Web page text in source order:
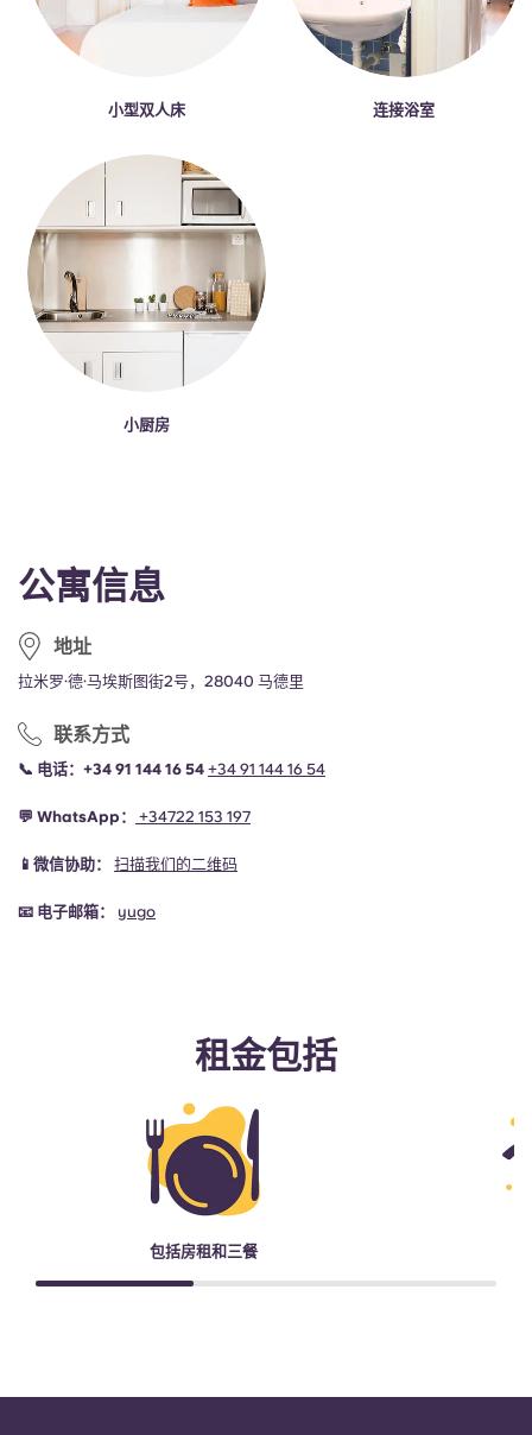
公寓信息
地址
拉米罗·德·马埃斯图街2号，28040 马德里
联系方式
📞 电话：+34 91 144 16 54 +34 91 144 16 54
💬 WhatsApp： +34722 153 197
📱微信协助： 扫描我们的二维码
📧 电子邮箱： yugo
租金包括
包括房租和三餐
小型双人床 连接浴室
小厨房